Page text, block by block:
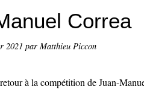
Correa
2021 par Matthieu Piccon